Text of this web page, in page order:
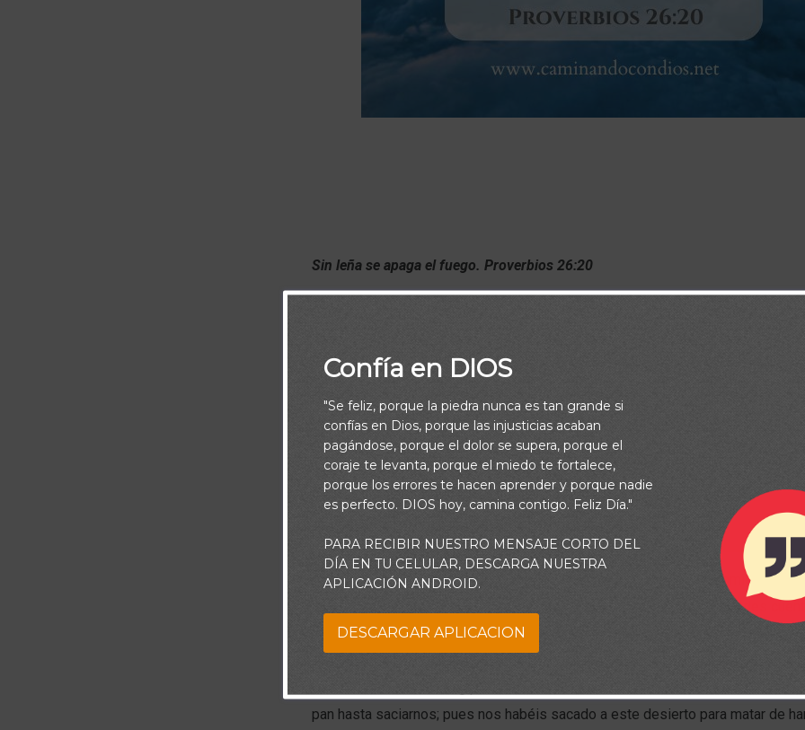
Sin leña se apaga el fuego. Proverbios 26:20
Hay ciertos pensamientos y frases que surgen en tu mente que comienzan tu
cuesta abajo hacia la duda y la incredulidad. Puede que ni siquiera te des
están allí. Por ejemplo, cuando los israelitas salieron de Egipto y vagaron por
pan hasta saciarnos; pues nos habéis sacado a este desierto para matar de
Confía en DIOS
"Se feliz, porque la piedra nunca es tan grande si
confías en Dios, porque las injusticias acaban
pagándose, porque el dolor se supera, porque el
coraje te levanta, porque el miedo te fortalece,
porque los errores te hacen aprender y porque nadie
es perfecto. DIOS hoy, camina contigo. Feliz Día."
PARA RECIBIR NUESTRO MENSAJE CORTO DEL
DÍA EN TU CELULAR, DESCARGA NUESTRA
APLICACIÓN ANDROID.
DESCARGAR APLICACION